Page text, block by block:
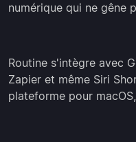
numérique qui ne gêne
Routine s'intègre avec
Zapier et même Siri
plateforme pour